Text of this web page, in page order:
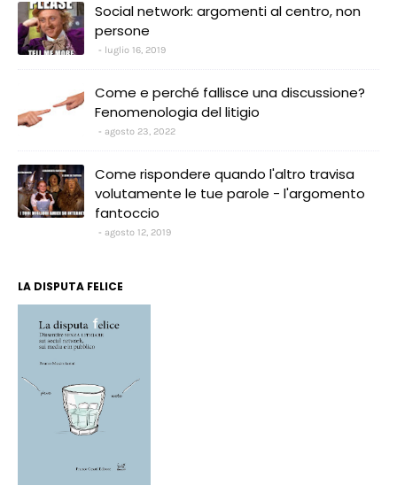
Social network: argomenti al centro, non
persone
luglio 16, 2019
Come e perché fallisce una discussione?
Fenomenologia del litigio
agosto 23, 2022
Come rispondere quando l'altro travisa
volutamente le tue parole - l'argomento
fantoccio
agosto 12, 2019
LA DISPUTA FELICE